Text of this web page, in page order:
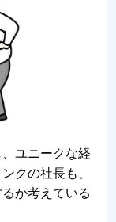
ユニークな経
クの社長も、
か考えている